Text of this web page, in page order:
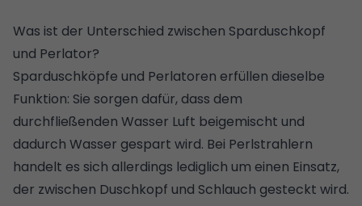
Was ist der Unterschied zwischen Sparduschkopf
und Perlator?
Sparduschköpfe und Perlatoren erfüllen dieselbe
Funktion: Sie sorgen dafür, dass dem
durchfließenden Wasser Luft beigemischt und
dadurch Wasser gespart wird. Bei Perlstrahlern
handelt es sich allerdings lediglich um einen Einsatz,
der zwischen Duschkopf und Schlauch gesteckt wird.